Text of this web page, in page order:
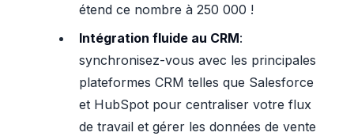
étend ce nombre à 250 000 !
Intégration fluide au CRM:
synchronisez-vous avec les principales
plateformes CRM telles que Salesforce
et HubSpot pour centraliser votre flux
de travail et gérer les données de vente